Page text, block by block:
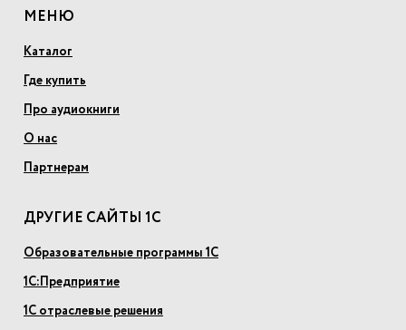
МЕНЮ
Каталог
Где купить
Про аудиокниги
О нас
Партнерам
ДРУГИЕ САЙТЫ 1С
Образовательные программы 1С
1С:Предприятие
1С отраслевые решения